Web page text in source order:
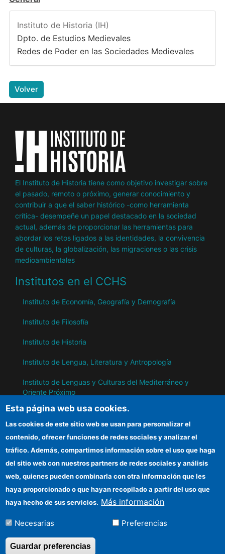
Instituto de Historia (IH)
Dpto. de Estudios Medievales
Redes de Poder en las Sociedades Medievales
Volver
El Instituto de Historia tiene como objetivo investigar sobre
el pasado, remoto o próximo, generar conocimiento y
contribuir a que el saber histórico -como herramienta
crítica- desempeñe un papel destacado en la sociedad
actual, además de proporcionar las herramientas para
abordar los retos ligados a las identidades, la convivencia
de culturas, la globalización, las migraciones o las crisis
medioambientales
Institutos en el CCHS
Instituto de Economía, Geografía y Demografía
Instituto de Filosofía
Instituto de Historia
Instituto de Lengua, Literatura y Antropología
Instituto de Lenguas y Culturas del Mediterráneo y
Oriente Próximo
Instituto de Políticas y Bienes Públicos
IH
Sede electrónica CSIC
Información para proveedores
Organismos financiadores
Cómo llegar
Esta página web usa cookies.
Las cookies de este sitio web se usan para personalizar el
contenido, ofrecer funciones de redes sociales y analizar el
tráfico. Además, compartimos información sobre el uso que haga
del sitio web con nuestros partners de redes sociales y análisis
web, quienes pueden combinarla con otra información que les
haya proporcionado o que hayan recopilado a partir del uso que
haya hecho de sus servicios. Más información
Necesarias Preferencias
Guardar preferencias